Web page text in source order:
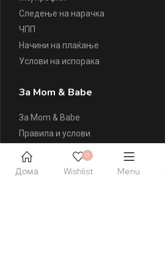
Следење на нарачка
ЧПП
Начини на плаќање
Услови на испорака
За Mom & Babe
За Mom & Babe
Правила и услови
Политика на приватност
Политика на колачиња
Дома
0
Wishlist Menu